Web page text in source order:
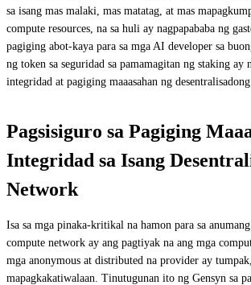
sa isang mas malaki, mas matatag, at mas
compute resources, na sa huli ay nagpapababa ng
pagiging abot-kaya para sa mga AI developer sa
ng token sa seguridad sa pamamagitan ng staking ay
integridad at pagiging maaasahan ng
Pagsisiguro sa Pagiging
Integridad sa Isang
Network
Isa sa mga pinaka-kritikal na hamon para sa
compute network ay ang pagtiyak na ang mga
mga anonymous at distributed na provider ay
mapagkakatiwalaan. Tinutugunan ito ng Gensyn sa